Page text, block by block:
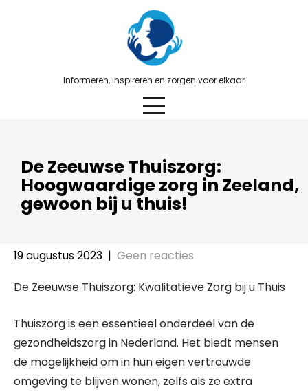
Informeren, inspireren en zorgen voor elkaar
De Zeeuwse Thuiszorg:
Hoogwaardige zorg in Zeeland,
gewoon bij u thuis!
19 augustus 2023 | Geen reacties
De Zeeuwse Thuiszorg: Kwalitatieve Zorg bij u Thuis
Thuiszorg is een essentieel onderdeel van de
gezondheidszorg in Nederland. Het biedt mensen
de mogelijkheid om in hun eigen vertrouwde
omgeving te blijven wonen, zelfs als ze extra